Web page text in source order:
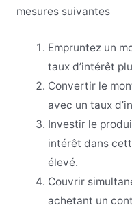
mesures suivantes
Empruntez un
taux d’intérêt
Convertir le
avec un taux
Investir le
intérêt dans
élevé.
Couvrir
achetant un